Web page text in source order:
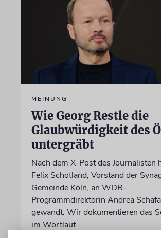
MEINUNG
Wie Georg Restle die
Glaubwürdigkeit des
untergräbt
Nach dem X-Post des Journalisten
Felix Schotland, Vorstand der
Gemeinde Köln, an WDR-
Programmdirektorin Andrea
gewandt. Wir dokumentieren das
im Wortlaut